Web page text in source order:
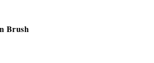
Brush